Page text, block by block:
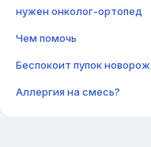
нужен онколог-ортопед
Чем помочь
Беспокоит пупок
Аллергия на смесь?